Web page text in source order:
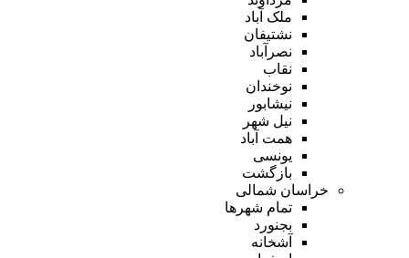
ملک آباد
نشتیفان
نصرآباد
نقاب
نوخندان
نیشابور
نیل شهر
همت آباد
یونسی
بازگشت
خراسان شمالی
تمام شهر‌ها
بجنورد
آشخانه